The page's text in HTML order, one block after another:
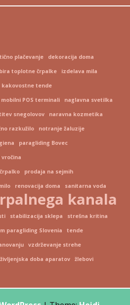
plačevanje dekoracija doma
toplotne črpalke izdelava mila
kakovostne tende
mobilni POS terminali naglavna svetilka
snegolovov naravna kozmetika
razkužilo notranje žaluzije
paragliding Bovec
prodaja na sejmih
renovacija doma sanitarna voda
kanala
stabilizacija sklepa strešna kritina
paragliding Slovenia tende
vzdrževanje strehe
življenjska doba aparatov žlebovi